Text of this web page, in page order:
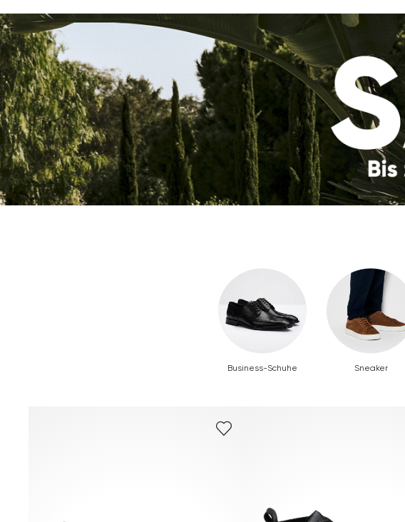
Business-Schuhe Sneaker